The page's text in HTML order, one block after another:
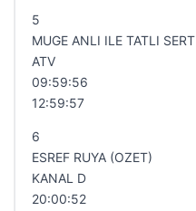
5
MUGE ANLI ILE TATLI SERT
ATV
09:59:56
12:59:57
6
ESREF RUYA (OZET)
KANAL D
20:00:52